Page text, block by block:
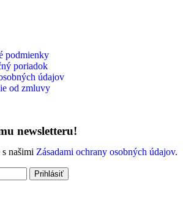
podmienky
poriadok
údajov
od zmluvy
newsletteru!
našimi Zásadami ochrany osobných údajov.